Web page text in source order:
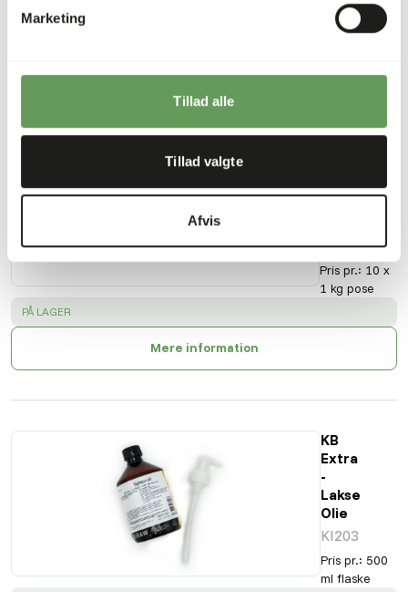
Marketing
Tillad alle
Tillad valgte
Afvis
Også interessant
-
40308
Pris pr.: 10 x
1 kg pose
SUCCESS
PÅ LAGER
Mere information
KB
Extra
-
Lakse
Olie
KI203
Pris pr.: 500
ml flaske